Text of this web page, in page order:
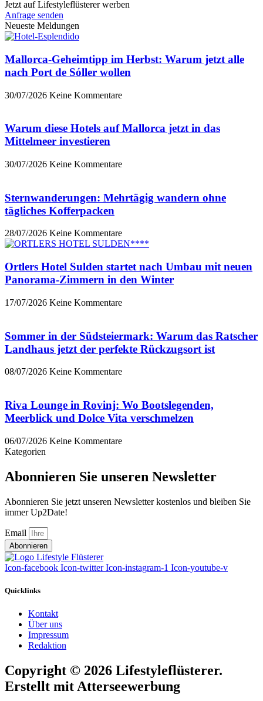
Jetzt auf Lifestyleflüsterer werben
Anfrage senden
Neueste Meldungen
Mallorca-Geheimtipp im Herbst: Warum jetzt alle
nach Port de Sóller wollen
30/07/2026 Keine Kommentare
Warum diese Hotels auf Mallorca jetzt in das
Mittelmeer investieren
30/07/2026 Keine Kommentare
Sternwanderungen: Mehrtägig wandern ohne
tägliches Kofferpacken
28/07/2026 Keine Kommentare
Ortlers Hotel Sulden startet nach Umbau mit neuen
Panorama-Zimmern in den Winter
17/07/2026 Keine Kommentare
Sommer in der Südsteiermark: Warum das Ratscher
Landhaus jetzt der perfekte Rückzugsort ist
08/07/2026 Keine Kommentare
Riva Lounge in Rovinj: Wo Bootslegenden,
Meerblick und Dolce Vita verschmelzen
06/07/2026 Keine Kommentare
Kategorien
Abonnieren Sie unseren Newsletter
Abonnieren Sie jetzt unseren Newsletter kostenlos und bleiben Sie
immer Up2Date!
Email
Abonnieren
Icon-facebook Icon-twitter Icon-instagram-1 Icon-youtube-v
Quicklinks
Kontakt
Über uns
Impressum
Redaktion
Copyright © 2026 Lifestyleflüsterer.
Erstellt mit Atterseewerbung